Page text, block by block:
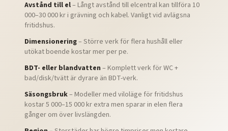
Avstånd till el– Långt avstånd till elcentral kan tillföra 10
000–30 000 kr i grävning och kabel. Vanligt vid avlägsna
fritidshus.
Dimensionering– Större verk för flera hushåll eller
utökat boende kostar mer per pe.
BDT- eller blandvatten – Komplett verk för WC +
bad/disk/tvätt är dyrare än BDT-verk.
Säsongsbruk– Modeller med viloläge för fritidshus
kostar 5 000–15 000 kr extra men sparar in elen flera
gånger om över livslängden.